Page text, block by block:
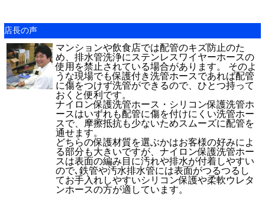
店長の声
マンションや飲食店では配管のキズ防止のた
め、排水管洗浄にステンレスワイヤーホースの
使用を禁止されている場合があります。 そのよ
うな現場でも保護付き洗管ホースであれば配管
に傷をつけず洗管ができるので、ひとつ持って
おくと便利です。
ナイロン保護洗管ホース・シリコン保護洗管ホ
ースはいずれも配管に傷を付けにくい洗管ホー
スで、摩擦抵抗も少ないためスムーズに配管を
通せます。
どちらの保護材質を選ぶかはお客様の好みによ
る部分も大きいですが、ナイロン保護洗管ホー
スは表面の編み目に汚れや排水が付着しやすい
ので､鉄管や汚水排水管には表面がつるつるし
てお手入れしやすいシリコン保護や柔軟ウレタ
ンホースの方が適しています。